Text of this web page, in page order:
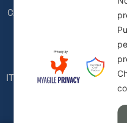
Следи за нами.
n
s
C.I.N.
IT090083B4000F0617
Privacy